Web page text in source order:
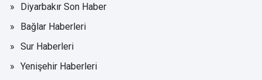
Diyarbakır Son Haber
Bağlar Haberleri
Sur Haberleri
Yenişehir Haberleri